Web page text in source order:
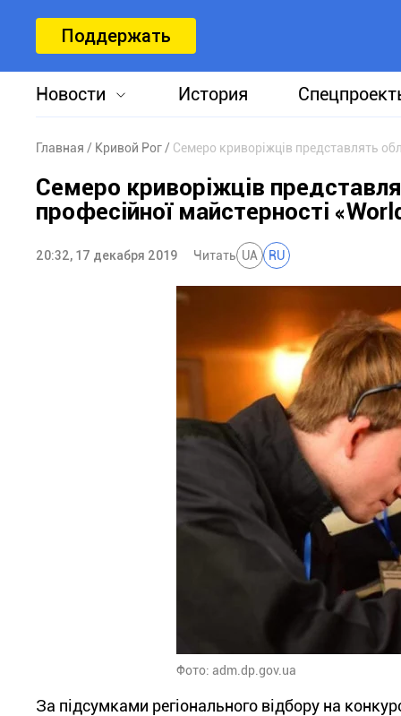
Поддержать
Новости История
Главная Кривой Рог
Семеро криворіжців
професійної майстерності
20:32, 17 декабря 2019 Читать UA RU
Фото: adm.dp.gov.ua
За підсумками регіонального відбору на